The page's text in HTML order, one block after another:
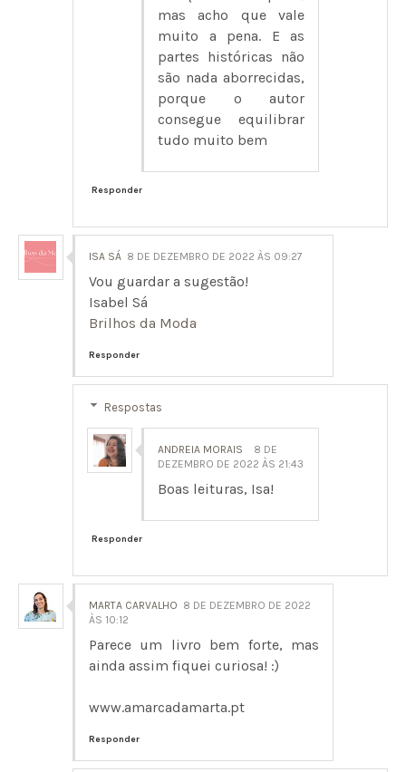
mas acho que vale
muito a pena. E as
partes históricas não
são nada aborrecidas,
porque o autor
consegue equilibrar
tudo muito bem
Responder
ISA SÁ 8 DE DEZEMBRO DE 2022 ÀS 09:27
Vou guardar a sugestão!
Isabel Sá
Brilhos da Moda
Responder
Respostas
ANDREIA MORAIS
8 DE
DEZEMBRO DE 2022 ÀS 21:43
Boas leituras, Isa!
Responder
MARTA CARVALHO 8 DE DEZEMBRO DE 2022
ÀS 10:12
Parece um livro bem forte, mas
ainda assim fiquei curiosa! :)
www.amarcadamarta.pt
Responder